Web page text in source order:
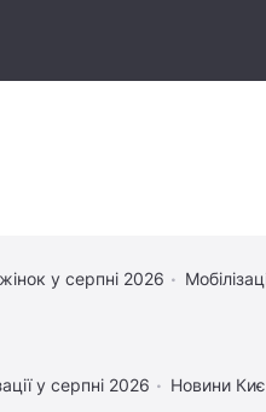
жінок у серпні 2026
у серпні 2026 Новини